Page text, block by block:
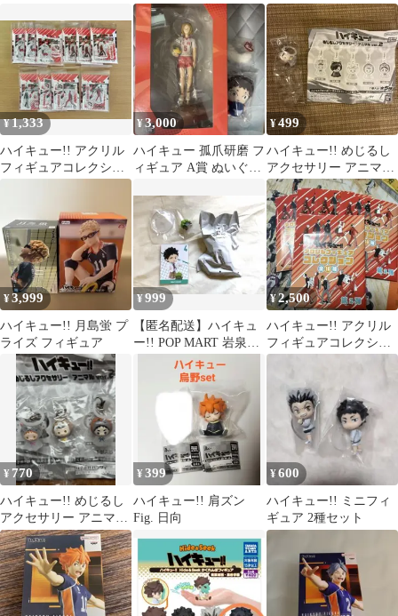
研磨
¥1,333
ハイキュー!! アクリル
フィギュアコレクショ
¥3,000
ハイキュー 孤爪研磨 フ
ィギュア A賞 ぬいぐる
ホルダー
¥499
ハイキュー!! めじるし
アクセサリー アニマル
ver.2
¥3,999
ハイキュー!! 月島蛍 プ
ライズ フィギュア
¥999
【匿名配送】ハイキュ
ー!! POP MART 岩泉一
フィギュア
¥2,500
ハイキュー!! アクリル
フィギュアコレクショ
ン 第2弾
¥ 770
ハイキュー!! めじるし
アクセサリー アニマル
ver.2 3個セット
¥399
ハイキュー!! 肩ズン
Fig. 日向
¥600
ハイキュー!! ミニフィ
ギュア 2種セット